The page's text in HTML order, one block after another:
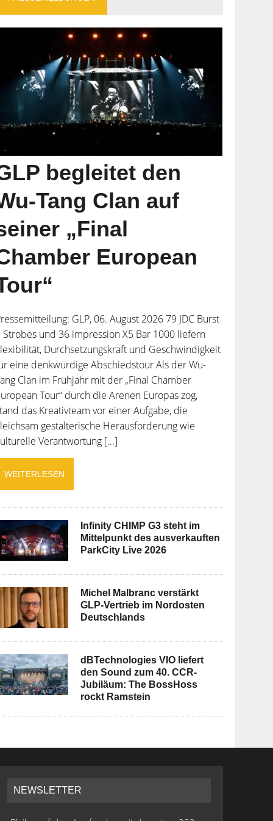
begleitet den
Tang Clan auf
„Final
European
GLP, 06. August 2026 79 JDC Burst
Strobes und 36 impression X5 Bar 1000 liefern
Durchsetzungskraft und Geschwindigkeit
eine denkwürdige Abschiedstour Als der Wu-
Clan im Frühjahr mit der „Final Chamber
Tour“ durch die Arenen Europas zog,
das Kreativteam vor einer Aufgabe, die
gestalterische Herausforderung wie
Verantwortung [...]
WEITERLESEN
Infinity CHIMP G3 steht im
Mittelpunkt des ausverkauften
ParkCity Live 2026
Michel Malbranc verstärkt
GLP-Vertrieb im Nordosten
Deutschlands
dBTechnologies VIO liefert
den Sound zum 40. CCR-
Jubiläum: The BossHoss
rockt Ramstein
NEWSLETTER